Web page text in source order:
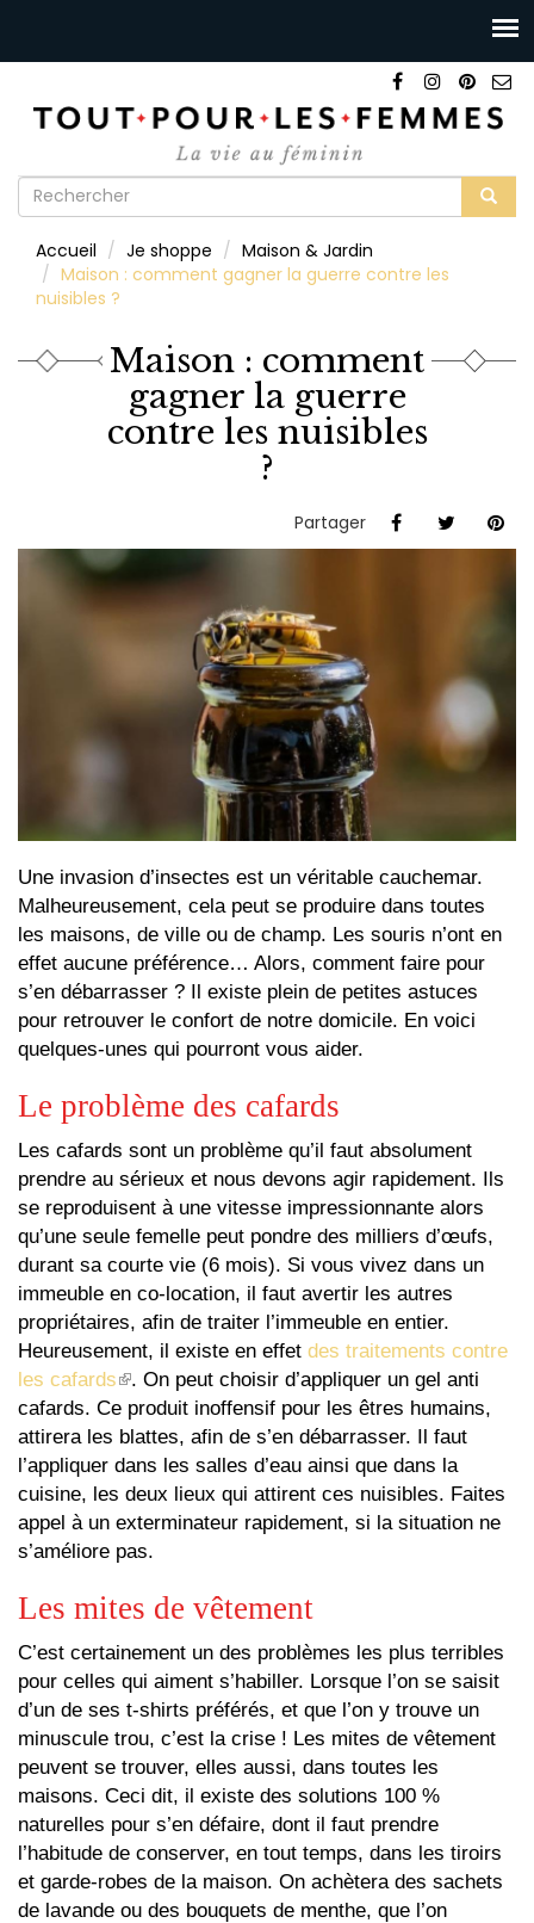
Formulaire
recherche
Accueil Je shoppe
Maison & Jardin
Maison : comment gagner la guerre contre les
nuisibles ?
Maison : comment
gagner la guerre
contre les nuisibles
?
Partager
Une invasion d’insectes est un véritable cauchemar.
Malheureusement, cela peut se produire dans toutes
les maisons, de ville ou de champ. Les souris n’ont en
effet aucune préférence… Alors, comment faire pour
s’en débarrasser ? Il existe plein de petites astuces
pour retrouver le confort de notre domicile. En voici
quelques-unes qui pourront vous aider.
Le problème des cafards
Les cafards sont un problème qu’il faut absolument
prendre au sérieux et nous devons agir rapidement. Ils
se reproduisent à une vitesse impressionnante alors
qu’une seule femelle peut pondre des milliers d’œufs,
durant sa courte vie (6 mois). Si vous vivez dans un
immeuble en co-location, il faut avertir les autres
propriétaires, afin de traiter l’immeuble en entier.
Heureusement, il existe en effet des traitements contre
les cafards(le
lien
est
externe)
. On peut choisir d’appliquer un gel anti
cafards. Ce produit inoffensif pour les êtres humains,
attirera les blattes, afin de s’en débarrasser. Il faut
l’appliquer dans les salles d’eau ainsi que dans la
cuisine, les deux lieux qui attirent ces nuisibles. Faites
appel à un exterminateur rapidement, si la situation ne
s’améliore pas.
Les mites de vêtement
C’est certainement un des problèmes les plus terribles
pour celles qui aiment s’habiller. Lorsque l’on se saisit
d’un de ses t-shirts préférés, et que l’on y trouve un
minuscule trou, c’est la crise ! Les mites de vêtement
peuvent se trouver, elles aussi, dans toutes les
maisons. Ceci dit, il existe des solutions 100 %
naturelles pour s’en défaire, dont il faut prendre
l’habitude de conserver, en tout temps, dans les tiroirs
et garde-robes de la maison. On achètera des sachets
de lavande ou des bouquets de menthe, que l’on